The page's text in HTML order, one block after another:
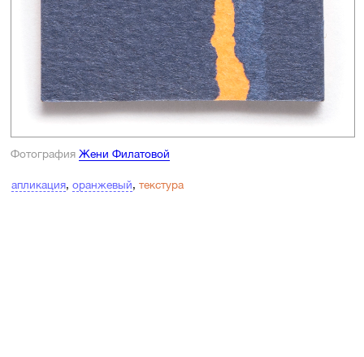
Фотография Жени Филатовой
апликация, оранжевый, текстура